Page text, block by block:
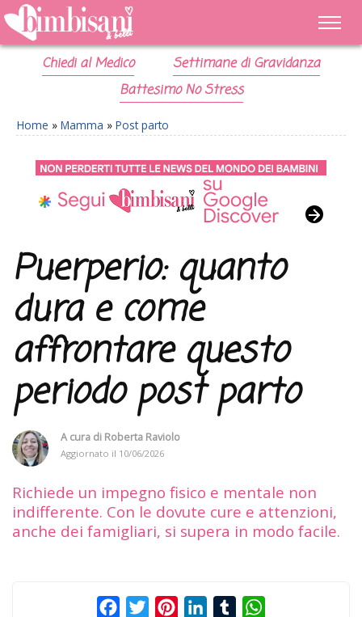
Chiedi al Medico
Settimane di Gravidanza
Battesimo No Stress
Home » Mamma » Post parto
Puerperio: quanto
dura e come
affrontare questo
periodo post parto
A cura di Roberta Raviolo
Aggiornato il 10/06/2026
Richiede un impegno fisico e mentale non
indifferente. Con le dovute cure e attenzioni,
anche dei famigliari, si supera in modo facile.
FacebookTwitterPinterestLinkedInTumblr